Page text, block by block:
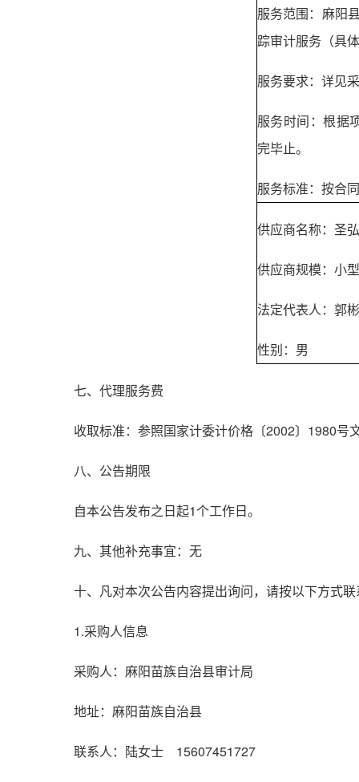
服务范围：麻阳
踪审计服务（具
服务要求：详见
服务时间：根据
完毕止。
服务标准：按合
供应商名称：圣
供应商规模：小型
法定代表人：郭彬
性别：男
七、代理服务费
收取标准：参照国家计委计价格〔2002〕1980号
八、公告期限
自本公告发布之日起1个工作日。
九、其他补充事宜：无
十、凡对本次公告内容提出询问，请按以下方式
1.采购人信息
采购人：麻阳苗族自治县审计局
地址：麻阳苗族自治县
联系人：陆女士 15607451727